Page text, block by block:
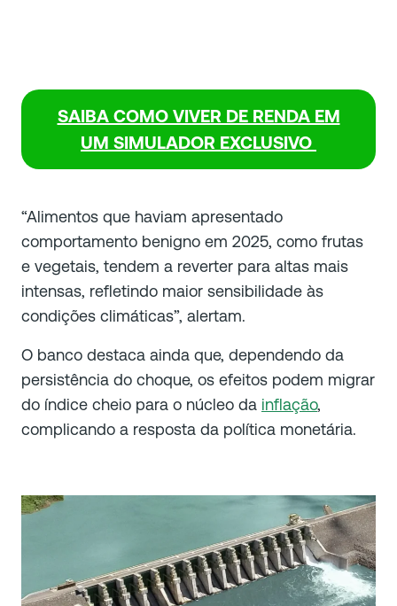
SAIBA COMO VIVER DE RENDA EM
UM SIMULADOR EXCLUSIVO
“Alimentos que haviam apresentado
comportamento benigno em 2025, como frutas
e vegetais, tendem a reverter para altas mais
intensas, refletindo maior sensibilidade às
condições climáticas”, alertam.
O banco destaca ainda que, dependendo da
persistência do choque, os efeitos podem migrar
do índice cheio para o núcleo da inflação,
complicando a resposta da política monetária.